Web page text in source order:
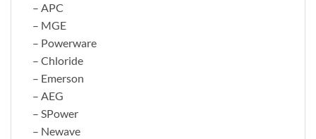
– APC
– MGE
– Powerware
– Chloride
– Emerson
– AEG
– SPower
– Newave